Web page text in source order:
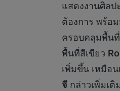
แสดงงานศิลป
ต้องการ พร้อ
ครอบคลุมพื้นที่
พื้นที่สีเขียว
เพิ่มขึ้น เหมือ
จี กล่าวเพิ่มเติม